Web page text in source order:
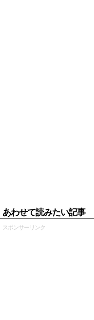
あわせて読みたい記事
スポンサーリンク